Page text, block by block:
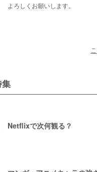
よろしくお願いします。
Netflixで次何観る？